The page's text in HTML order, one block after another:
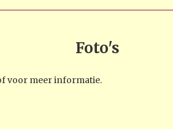
Foto's
voor meer informatie.